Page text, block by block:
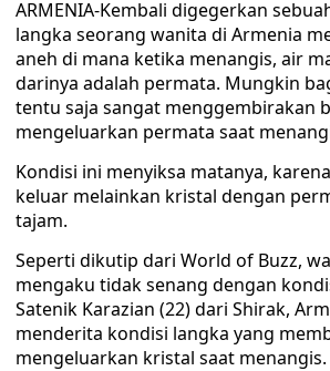
ARMENIA-Kembali digegerkan
langka seorang wanita di Armenia
aneh di mana ketika menangis, air
darinya adalah permata. Mungkin
tentu saja sangat menggembirakan
mengeluarkan permata saat
Kondisi ini menyiksa matanya,
keluar melainkan kristal dengan
tajam.
Seperti dikutip dari World of Buzz,
mengaku tidak senang dengan
Satenik Karazian (22) dari Shirak,
menderita kondisi langka yang
mengeluarkan kristal saat menangis.